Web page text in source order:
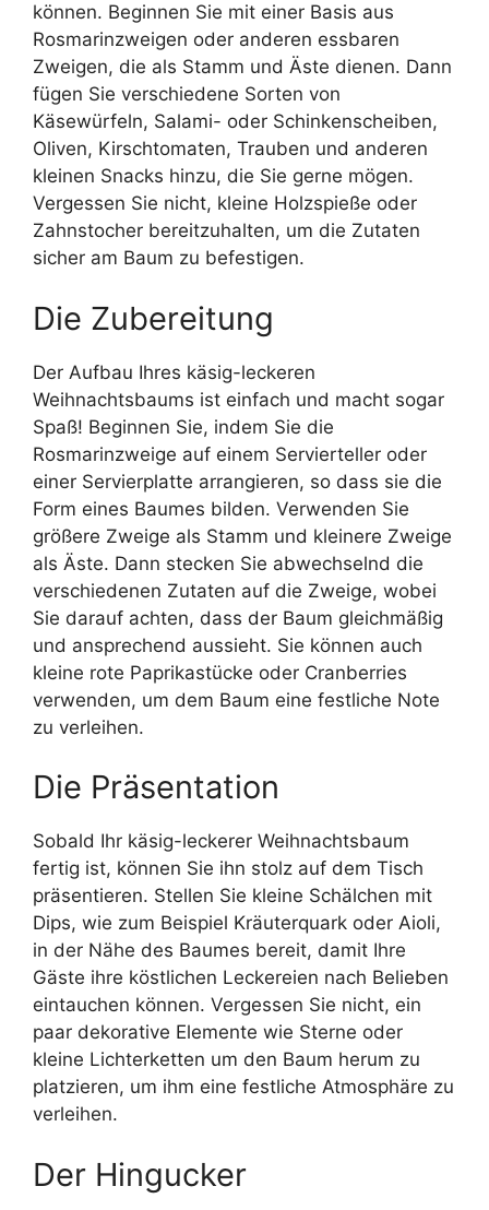
können. Beginnen Sie mit einer Basis aus
Rosmarinzweigen oder anderen essbaren
Zweigen, die als Stamm und Äste dienen. Dann
fügen Sie verschiedene Sorten von
Käsewürfeln, Salami- oder Schinkenscheiben,
Oliven, Kirschtomaten, Trauben und anderen
kleinen Snacks hinzu, die Sie gerne mögen.
Vergessen Sie nicht, kleine Holzspieße oder
Zahnstocher bereitzuhalten, um die Zutaten
sicher am Baum zu befestigen.
Die Zubereitung
Der Aufbau Ihres käsig-leckeren
Weihnachtsbaums ist einfach und macht sogar
Spaß! Beginnen Sie, indem Sie die
Rosmarinzweige auf einem Servierteller oder
einer Servierplatte arrangieren, so dass sie die
Form eines Baumes bilden. Verwenden Sie
größere Zweige als Stamm und kleinere Zweige
als Äste. Dann stecken Sie abwechselnd die
verschiedenen Zutaten auf die Zweige, wobei
Sie darauf achten, dass der Baum gleichmäßig
und ansprechend aussieht. Sie können auch
kleine rote Paprikastücke oder Cranberries
verwenden, um dem Baum eine festliche Note
zu verleihen.
Die Präsentation
Sobald Ihr käsig-leckerer Weihnachtsbaum
fertig ist, können Sie ihn stolz auf dem Tisch
präsentieren. Stellen Sie kleine Schälchen mit
Dips, wie zum Beispiel Kräuterquark oder Aioli,
in der Nähe des Baumes bereit, damit Ihre
Gäste ihre köstlichen Leckereien nach Belieben
eintauchen können. Vergessen Sie nicht, ein
paar dekorative Elemente wie Sterne oder
kleine Lichterketten um den Baum herum zu
platzieren, um ihm eine festliche Atmosphäre zu
verleihen.
Der Hingucker